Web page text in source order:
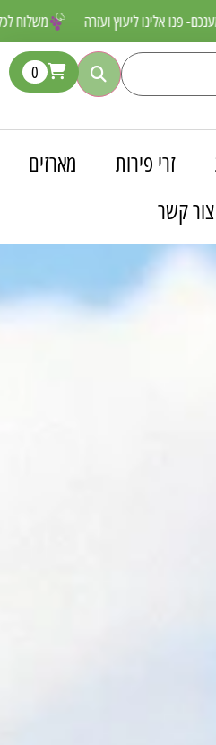
פה למענכם- פנו אלינו ליעוץ ועזרה
0
זרי פירות
מארזים
צור קשר